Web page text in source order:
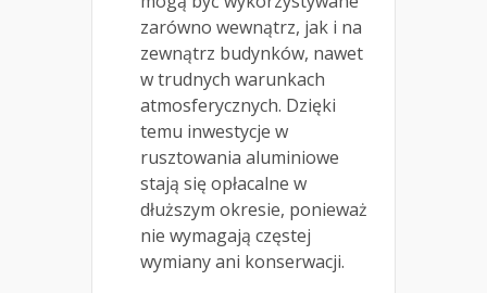
zarówno wewnątrz, jak i na
zewnątrz budynków, nawet
w trudnych warunkach
atmosferycznych. Dzięki
temu inwestycje w
rusztowania aluminiowe
stają się opłacalne w
dłuższym okresie, ponieważ
nie wymagają częstej
wymiany ani konserwacji.